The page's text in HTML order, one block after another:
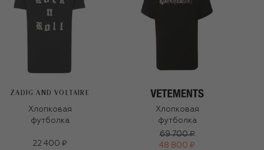
ZADIG AND VOLTAIRE
Хлопковая
футболка
22 400 ₽
Хлопковая
футболка
69 700 ₽
48 800 ₽